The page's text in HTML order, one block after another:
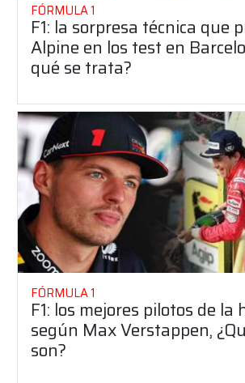
FÓRMULA 1
F1: la sorpresa técnica que
Alpine en los test en
qué se trata?
FÓRMULA 1
F1: los mejores pilotos de la
según Max Verstappen,
son?